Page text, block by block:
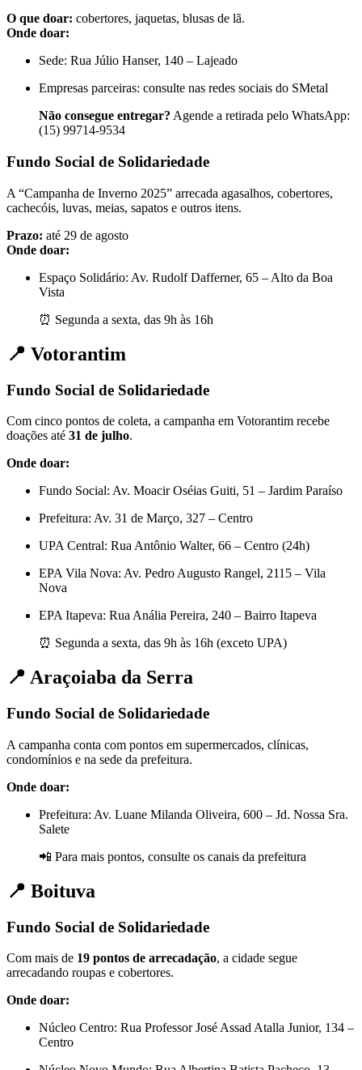
O que doar: cobertores, jaquetas, blusas de lã.
Onde doar:
Sede: Rua Júlio Hanser, 140 – Lajeado
Empresas parceiras: consulte nas redes sociais do SMetal
Não consegue entregar? Agende a retirada pelo WhatsApp:
(15) 99714-9534
Fundo Social de Solidariedade
A “Campanha de Inverno 2025” arrecada agasalhos, cobertores,
cachecóis, luvas, meias, sapatos e outros itens.
Prazo: até 29 de agosto
Onde doar:
Espaço Solidário: Av. Rudolf Dafferner, 65 – Alto da Boa
Vista
⏰ Segunda a sexta, das 9h às 16h
📍 Votorantim
Fundo Social de Solidariedade
Com cinco pontos de coleta, a campanha em Votorantim recebe
doações até 31 de julho.
Onde doar:
Fundo Social: Av. Moacir Oséias Guiti, 51 – Jardim Paraíso
Prefeitura: Av. 31 de Março, 327 – Centro
UPA Central: Rua Antônio Walter, 66 – Centro (24h)
EPA Vila Nova: Av. Pedro Augusto Rangel, 2115 – Vila
Nova
EPA Itapeva: Rua Anália Pereira, 240 – Bairro Itapeva
⏰ Segunda a sexta, das 9h às 16h (exceto UPA)
📍 Araçoiaba da Serra
Fundo Social de Solidariedade
A campanha conta com pontos em supermercados, clínicas,
condomínios e na sede da prefeitura.
Onde doar:
Prefeitura: Av. Luane Milanda Oliveira, 600 – Jd. Nossa Sra.
Salete
📲 Para mais pontos, consulte os canais da prefeitura
📍 Boituva
Fundo Social de Solidariedade
Com mais de 19 pontos de arrecadação, a cidade segue
arrecadando roupas e cobertores.
Onde doar:
Núcleo Centro: Rua Professor José Assad Atalla Junior, 134 –
Centro